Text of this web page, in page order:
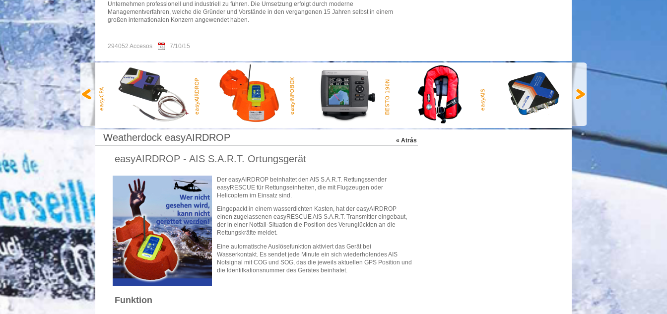
Unternehmen professionell und industriell zu führen. Die Umsetzung erfolgt durch moderne
Managementverfahren, welche die Gründer und Vorstände in den vergangenen 15 Jahren selbst in einem
großen internationalen Konzern angewendet haben.
294052 Accesos 7/10/15
« Atrás
Weatherdock easyAIRDROP
easyAIRDROP - AIS S.A.R.T. Ortungsgerät
Der easyAIRDROP beinhaltet den AIS S.A.R.T. Rettungssender
easyRESCUE für Rettungseinheiten, die mit Flugzeugen oder
Helicoptern im Einsatz sind.
Eingepackt in einem wasserdichten Kasten, hat der easyAIRDROP
einen zugelassenen easyRESCUE AIS S.A.R.T. Transmitter eingebaut,
der in einer Notfall-Situation die Position des Verunglückten an die
Rettungskräfte meldet.
Eine automatische Auslösefunktion aktiviert das Gerät bei
Wasserkontakt. Es sendet jede Minute ein sich wiederholendes AIS
Notsignal mit COG und SOG, das die jeweils aktuellen GPS Position und
die Identifkationsnummer des Gerätes beinhatet.
Funktion